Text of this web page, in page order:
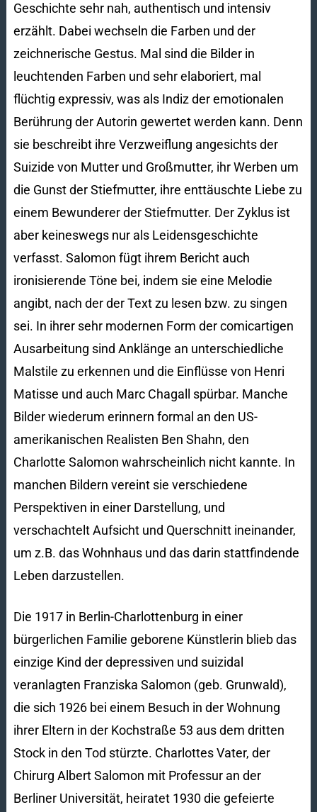
Geschichte sehr nah, authentisch und intensiv
erzählt. Dabei wechseln die Farben und der
zeichnerische Gestus. Mal sind die Bilder in
leuchtenden Farben und sehr elaboriert, mal
flüchtig expressiv, was als Indiz der emotionalen
Berührung der Autorin gewertet werden kann. Denn
sie beschreibt ihre Verzweiflung angesichts der
Suizide von Mutter und Großmutter, ihr Werben um
die Gunst der Stiefmutter, ihre enttäuschte Liebe zu
einem Bewunderer der Stiefmutter. Der Zyklus ist
aber keineswegs nur als Leidensgeschichte
verfasst. Salomon fügt ihrem Bericht auch
ironisierende Töne bei, indem sie eine Melodie
angibt, nach der der Text zu lesen bzw. zu singen
sei. In ihrer sehr modernen Form der comicartigen
Ausarbeitung sind Anklänge an unterschiedliche
Malstile zu erkennen und die Einflüsse von Henri
Matisse und auch Marc Chagall spürbar. Manche
Bilder wiederum erinnern formal an den US-
amerikanischen Realisten Ben Shahn, den
Charlotte Salomon wahrscheinlich nicht kannte. In
manchen Bildern vereint sie verschiedene
Perspektiven in einer Darstellung, und
verschachtelt Aufsicht und Querschnitt ineinander,
um z.B. das Wohnhaus und das darin stattfindende
Leben darzustellen.
Die 1917 in Berlin-Charlottenburg in einer
bürgerlichen Familie geborene Künstlerin blieb das
einzige Kind der depressiven und suizidal
veranlagten Franziska Salomon (geb. Grunwald),
die sich 1926 bei einem Besuch in der Wohnung
ihrer Eltern in der Kochstraße 53 aus dem dritten
Stock in den Tod stürzte. Charlottes Vater, der
Chirurg Albert Salomon mit Professur an der
Berliner Universität, heiratet 1930 die gefeierte